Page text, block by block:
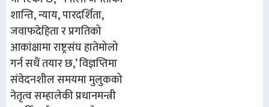
शान्ति, न्याय, पारदर्शिता,
जवाफदेहिता र प्रगतिको
आकांक्षामा राष्ट्रसंघ हातेमोलो
गर्न सधैं तयार छ,’ विज्ञप्तिमा
संवेदनशील समयमा मुलुकको
नेतृत्व सम्हालेकी प्रधानमन्त्री